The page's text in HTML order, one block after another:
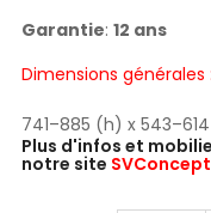
Garantie: 12 ans
Dimensions générales :
741–885 (h) x
Plus d'infos et
notre site